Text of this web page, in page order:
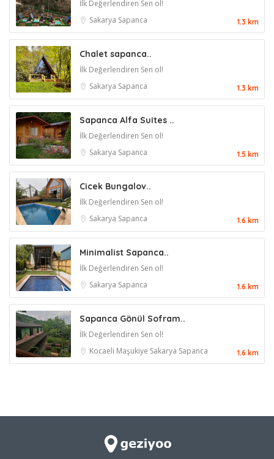
İlk Değerlendiren Sen ol!
Sakarya Sapanca 1.3 km
Chalet sapanca..
İlk Değerlendiren Sen ol!
Sakarya Sapanca 1.3 km
Sapanca Alfa Suites ..
İlk Değerlendiren Sen ol!
Sakarya Sapanca 1.5 km
Cicek Bungalov..
İlk Değerlendiren Sen ol!
Sakarya Sapanca 1.6 km
Minimalist Sapanca..
İlk Değerlendiren Sen ol!
Sakarya Sapanca 1.6 km
Sapanca Gönül Sofram..
İlk Değerlendiren Sen ol!
Kocaeli Maşukiye Sakarya Sapanca 1.6 km